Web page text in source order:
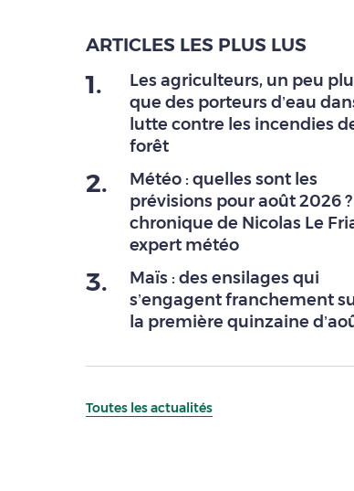
ARTICLES LES PLUS LUS
1.
Les agriculteurs, un peu
que des porteurs d’eau
lutte contre les incendies
forêt
2.
Météo : quelles sont les
prévisions pour août 2026 ?
chronique de Nicolas Le
expert météo
3.
Maïs : des ensilages qui
s’engagent franchement
la première quinzaine
Toutes les actualités